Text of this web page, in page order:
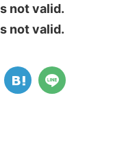
not valid.
not valid.